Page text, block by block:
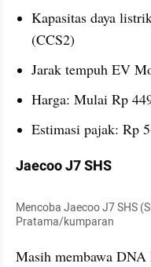
Kapasitas daya
(CCS2)
Jarak tempuh EV
Harga: Mulai Rp
Estimasi pajak: Rp
Jaecoo J7 SHS
Mencoba Jaecoo J7 SHS
Pratama/kumparan
Masih membawa DNA